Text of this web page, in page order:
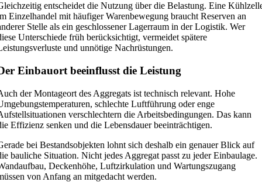
entscheidet die Nutzung über die Belastung. Eine
Einzelhandel mit häufiger Warenbewegung braucht Reserven an
Stelle als ein geschlossener Lagerraum in der Logistik. Wer
Unterschiede früh berücksichtigt, vermeidet spätere
und unnötige Nachrüstungen.
Einbauort beeinflusst die Leistung
der Montageort des Aggregats ist technisch relevant. Hohe
schlechte Luftführung oder enge
verschlechtern die Arbeitsbedingungen. Das kann
Effizienz senken und die Lebensdauer beeinträchtigen.
bei Bestandsobjekten lohnt sich deshalb ein genauer Blick auf
bauliche Situation. Nicht jedes Aggregat passt zu jeder Einbaulage.
Deckenhöhe, Luftzirkulation und Wartungszugang
von Anfang an mitgedacht werden.